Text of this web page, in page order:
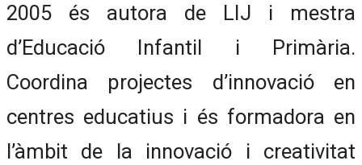
2005 és autora de LIJ i mestra
d’Educació Infantil i Primària.
Coordina projectes d’innovació en
centres educatius i és formadora en
l’àmbit de la innovació i creativitat